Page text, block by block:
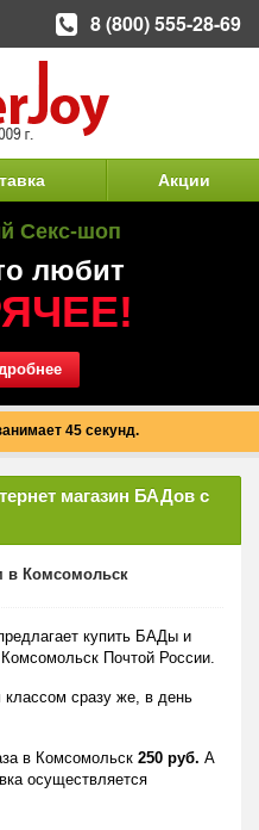
Акции
Секс-шоп
любит
45 секунд.
магазин БАДов с
в Комсомольск
купить БАДы и
Почтой России.
сразу же, в день
в Комсомольск 250 руб. А
осуществляется
8 (800) 555-28-69